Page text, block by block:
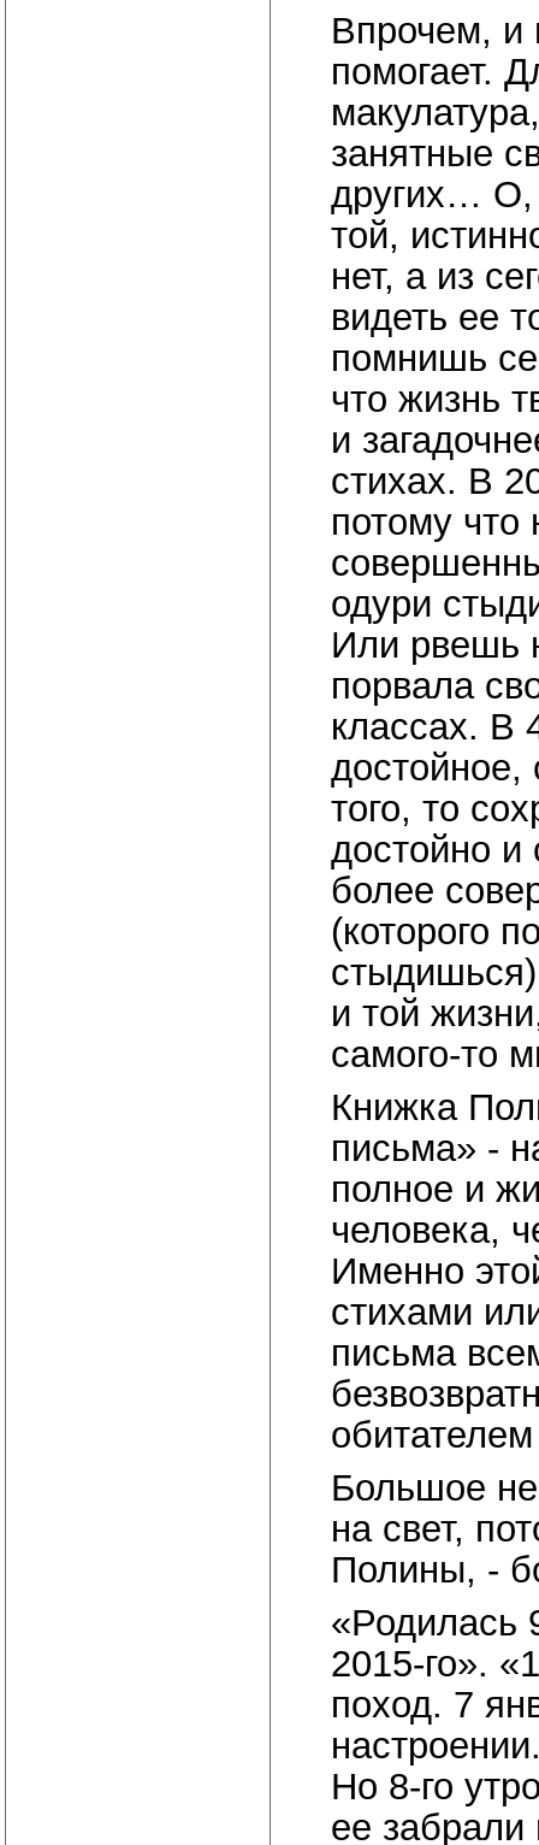
Впрочем, и
помогает.
занятные
других… О,
той,
нет, а из
видеть ее
помнишь
что жизнь
и
стихах. В
потому что
одури
Или рвешь
порвала
классах. В
того, то
достойно
более
(которого
и той
самого-то
Книжка
письма» -
полное и
человека,
Именно
стихами
письма
Большое
на свет,
Полины, -
«Родилась
2015-го».
поход. 7
Но 8-го
ее забрали